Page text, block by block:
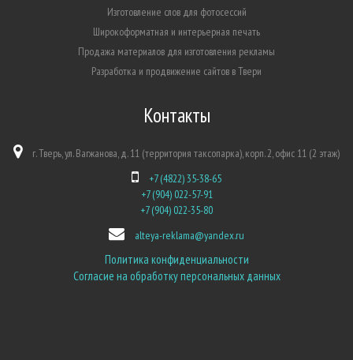
Изготовление слов для фотосессий
Широкоформатная и интерьерная печать
Продажа материалов для изготовления рекламы
Разработка и продвижение сайтов в Твери
Контакты
г. Тверь, ул. Вагжанова, д. 11 (территория таксопарка), корп. 2, офис 11 (2 этаж)
+7 (4822) 35-38-65
+7 (904) 022-57-91
+7 (904) 022-35-80
alteya-reklama@yandex.ru
Политика конфиденциальности
Согласие на обработку персональных данных